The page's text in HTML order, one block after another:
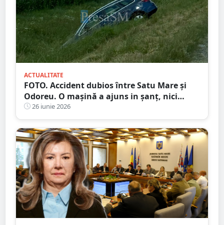
ACTUALITATE
FOTO. Accident dubios între Satu Mare și
Odoreu. O mașină a ajuns in șanț, nici
urmă de sofer
26 iunie 2026